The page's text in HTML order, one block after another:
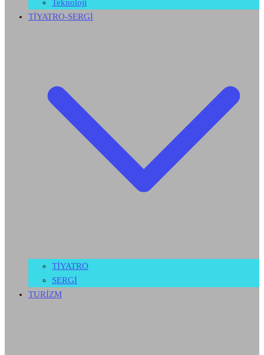
Teknoloji
TİYATRO-SERGİ
TİYATRO
SERGİ
TURİZM